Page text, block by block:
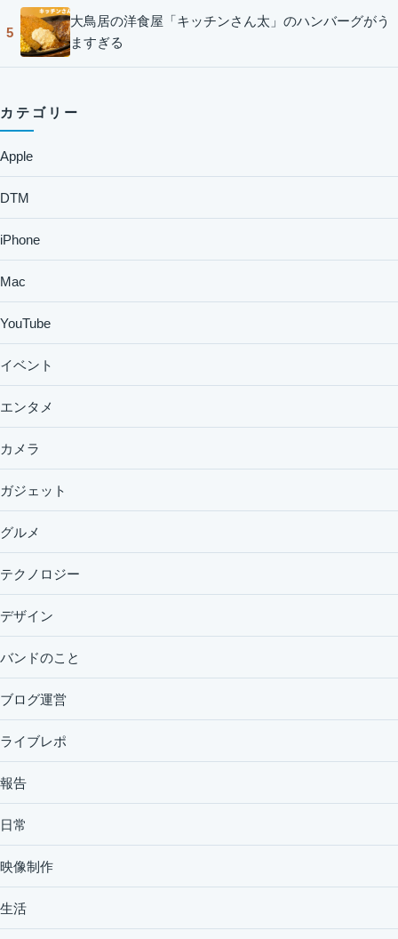
5
大鳥居の洋食屋「キッチンさん太」のハンバーグがう
ますぎる
カテゴリー
Apple
DTM
iPhone
Mac
YouTube
イベント
エンタメ
カメラ
ガジェット
グルメ
テクノロジー
デザイン
バンドのこと
ブログ運営
ライブレポ
報告
日常
映像制作
生活